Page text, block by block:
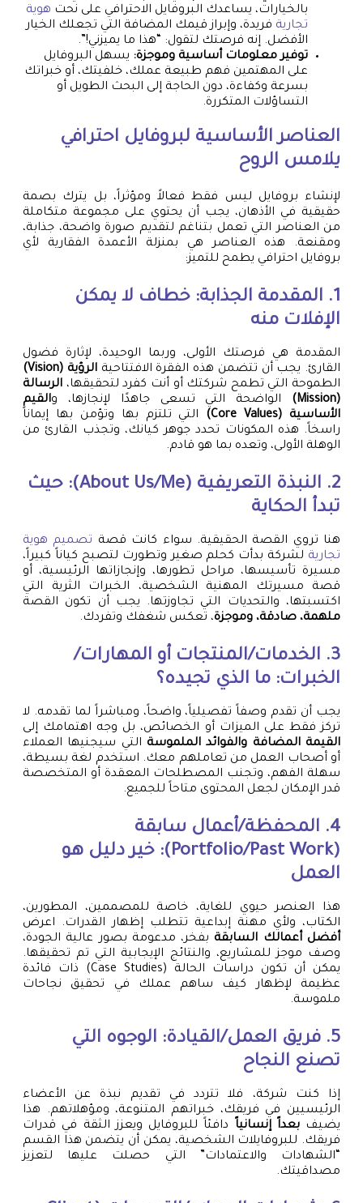
بالخيارات، يساعدك البروفايل الاحترافي على نحت هوية
تجارية فريدة، وإبراز قيمك المضافة التي تجعلك الخيار
الأفضل. إنه فرصتك لتقول: “هذا ما يميزني!”.
توفير معلومات أساسية وموجزة: يسهل البروفايل
على المهتمين فهم طبيعة عملك، خلفيتك، أو خبراتك
بسرعة وكفاءة، دون الحاجة إلى البحث الطويل أو
التساؤلات المتكررة.
العناصر الأساسية لبروفايل احترافي
يلامس الروح
لإنشاء بروفايل ليس فقط فعالاً ومؤثراً، بل يترك بصمة
حقيقية في الأذهان، يجب أن يحتوي على مجموعة متكاملة
من العناصر التي تعمل بتناغم لتقديم صورة واضحة، جذابة،
ومقنعة. هذه العناصر هي بمنزلة الأعمدة الفقارية لأي
بروفايل احترافي يطمح للتميز:
1. المقدمة الجذابة: خطاف لا يمكن
الإفلات منه
المقدمة هي فرصتك الأولى، وربما الوحيدة، لإثارة فضول
القارئ. يجب أن تتضمن هذه الفقرة الافتتاحيةالرؤية (Vision)
الطموحة التي تطمح شركتك أو أنت كفرد لتحقيقها، الرسالة
(Mission)
الواضحة التي تسعى جاهدًا لإنجازها، والقيم
الأساسية (Core Values)
التي تلتزم بها وتؤمن بها إيماناً
راسخاً. هذه المكونات تحدد جوهر كيانك، وتجذب القارئ من
الوهلة الأولى، وتعده بما هو قادم.
2. النبذة التعريفية (About Us/Me): حيث
تبدأ الحكاية
هنا تروي القصة الحقيقية. سواء كانت قصة تصميم هوية
تجارية لشركة بدأت كحلم صغير وتطورت لتصبح كياناً كبيراً،
مسيرة تأسيسها، مراحل تطورها، وإنجازاتها الرئيسية، أو
قصة مسيرتك المهنية الشخصية، الخبرات الثرية التي
اكتسبتها، والتحديات التي تجاوزتها. يجب أن تكون القصة
ملهمة، صادقة، وموجزة، تعكس شغفك وتفردك.
3. الخدمات/المنتجات أو المهارات/
الخبرات: ما الذي تجيده؟
يجب أن تقدم وصفاً تفصيلياً، واضحاً، ومباشراً لما تقدمه. لا
تركز فقط على الميزات أو الخصائص، بل وجه اهتمامك إلى
القيمة المضافة والفوائد الملموسة التي سيجنيها العملاء
أو أصحاب العمل من تعاملهم معك. استخدم لغة بسيطة،
سهلة الفهم، وتجنب المصطلحات المعقدة أو المتخصصة
قدر الإمكان لجعل المحتوى متاحاً للجميع.
4. المحفظة/أعمال سابقة
(Portfolio/Past Work): خير دليل هو
العمل
هذا العنصر حيوي للغاية، خاصة للمصممين، المطورين،
الكتاب، ولأي مهنة إبداعية تتطلب إظهار القدرات. اعرض
أفضل أعمالك السابقة بفخر، مدعومة بصور عالية الجودة،
وصف موجز للمشاريع، والنتائج الإيجابية التي تم تحقيقها.
يمكن أن تكون دراسات الحالة (Case Studies) ذات فائدة
عظيمة لإظهار كيف ساهم عملك في تحقيق نجاحات
ملموسة.
5. فريق العمل/القيادة: الوجوه التي
تصنع النجاح
إذا كنت شركة، فلا تتردد في تقديم نبذة عن الأعضاء
الرئيسيين في فريقك، خبراتهم المتنوعة، ومؤهلاتهم. هذا
يضيفبعداً إنسانياً دافئاً للبروفايل ويعزز الثقة في قدرات
فريقك. للبروفايلات الشخصية، يمكن أن يتضمن هذا القسم
“الشهادات والاعتمادات” التي حصلت عليها لتعزيز
مصداقيتك.